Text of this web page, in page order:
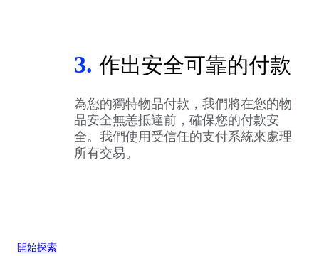
3. 作出安全可靠的付款
為您的獨特物品付款，我們將在您的物
品安全無恙抵達前，確保您的付款安
全。我們使用受信任的支付系統來處理
所有交易。
開始探索